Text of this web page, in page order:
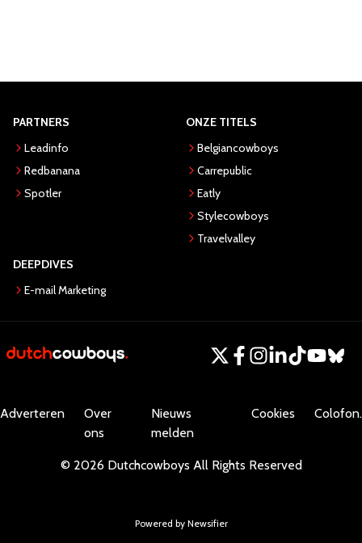
PARTNERS
Leadinfo
Redbanana
Spotler
ONZE TITELS
Belgiancowboys
Carrepublic
Eatly
Stylecowboys
Travelvalley
DEEPDIVES
E-mail Marketing
Adverteren
Over
ons
Nieuws
melden
Cookies Colofon.
© 2026 Dutchcowboys All Rights Reserved
Powered by Newsifier